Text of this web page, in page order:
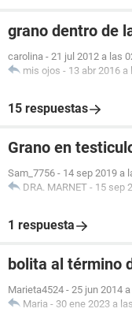
grano dentro de
carolina - 21 jul 2012 a las
mis ojos - 13 abr 2016 a
15 respuestas
Grano en
Sam_7756 - 14 sep 2019 a
DRA. MARNET - 15 sep
1 respuesta
bolita al término
Marieta4524 - 25 jun 2014
Maria - 30 ene 2023 a